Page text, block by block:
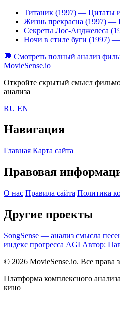
Титаник (1997) — Цитаты
Жизнь прекрасна (1997) —
Секреты Лос-Анджелеса
Ночи в стиле буги (1997) —
💬 Смотреть полный анализ
MovieSense.io
Откройте скрытый смысл
анализа
RU EN
Навигация
Главная Карта сайта
Правовая
О нас Правила сайта Политика
Другие проекты
SongSense — анализ смысла
индекс прогресса AGI Автор:
© 2026 MovieSense.io. Все права
Платформа комплексного
кино